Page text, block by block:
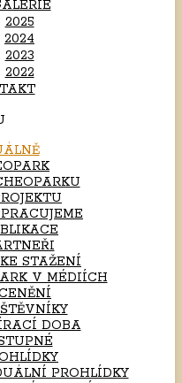
2025
2024
2023
2022
STAŽENÍ
V MÉDIÍCH
DOBA
PROHLÍDKY